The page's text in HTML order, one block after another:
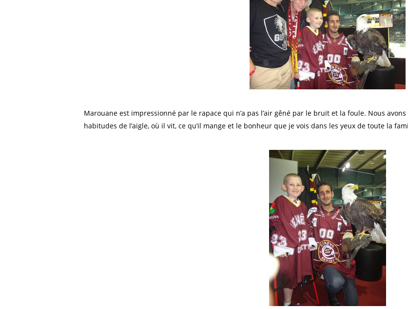
Marouane est impressionné par le rapace qui n’a pas l’air gêné par le bruit et la foule. Nous
habitudes de l’aigle, où il vit, ce qu’il mange et le bonheur que je vois dans les yeux de toute la